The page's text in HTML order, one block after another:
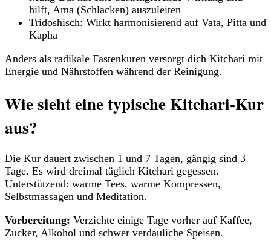
hilft, Ama (Schlacken) auszuleiten
Tridoshisch: Wirkt harmonisierend auf Vata, Pitta und
Kapha
Anders als radikale Fastenkuren versorgt dich Kitchari mit
Energie und Nährstoffen während der Reinigung.
Wie sieht eine typische Kitchari-Kur
aus?
Die Kur dauert zwischen 1 und 7 Tagen, gängig sind 3
Tage. Es wird dreimal täglich Kitchari gegessen.
Unterstützend: warme Tees, warme Kompressen,
Selbstmassagen und Meditation.
Vorbereitung: Verzichte einige Tage vorher auf Kaffee,
Zucker, Alkohol und schwer verdauliche Speisen.